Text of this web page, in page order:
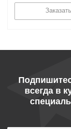
Заказать
всегда в